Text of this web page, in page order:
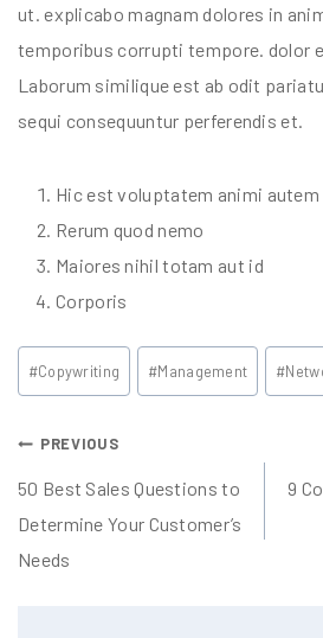
ut. explicabo magnam dolores in
temporibus corrupti tempore. dolor
Laborum similique est ab odit
sequi consequuntur perferendis et.
Hic est voluptatem animi autem
Rerum quod nemo
Maiores nihil totam aut id
Corporis
#Copywriting #Management #
PREVIOUS
50 Best Sales Questions to
Determine Your Customer’s
Needs
9